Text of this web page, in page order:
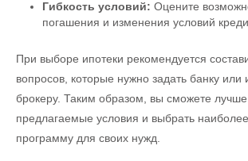
Гибкость условий: Оцените
погашения и изменения условий
При выборе ипотеки рекомендуется
вопросов, которые нужно задать банку или
брокеру. Таким образом, вы сможете
предлагаемые условия и выбрать
программу для своих нужд.